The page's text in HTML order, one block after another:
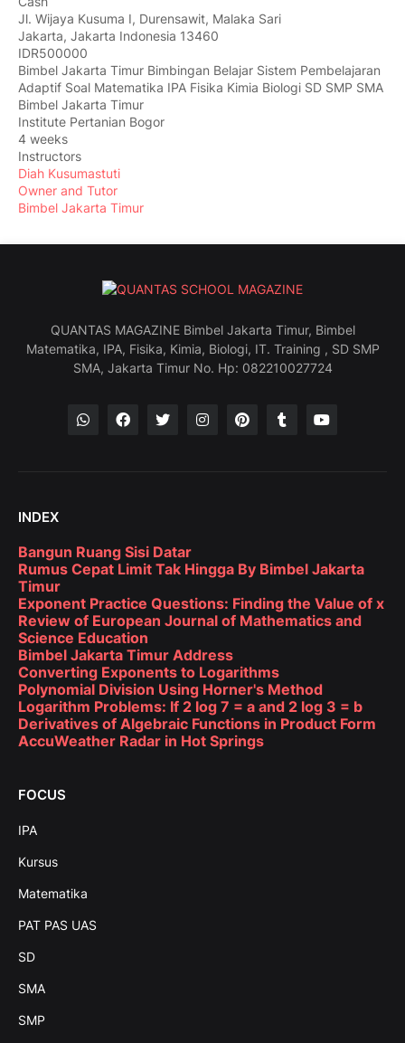
Jl. Wijaya Kusuma I, Durensawit, Malaka Sari
Jakarta, Jakarta Indonesia 13460
IDR500000
Bimbel Jakarta Timur Bimbingan Belajar Sistem Pembelajaran
Adaptif Soal Matematika IPA Fisika Kimia Biologi SD SMP SMA
Bimbel Jakarta Timur
Institute Pertanian Bogor
4 weeks
Instructors
Diah Kusumastuti
Owner and Tutor
Bimbel Jakarta Timur
QUANTAS MAGAZINE Bimbel Jakarta Timur, Bimbel
Matematika, IPA, Fisika, Kimia, Biologi, IT. Training , SD SMP
SMA, Jakarta Timur No. Hp: 082210027724
INDEX
Bangun Ruang Sisi Datar
Rumus Cepat Limit Tak Hingga By Bimbel Jakarta
Timur
Exponent Practice Questions: Finding the Value of x
Review of European Journal of Mathematics and
Science Education
Bimbel Jakarta Timur Address
Converting Exponents to Logarithms
Polynomial Division Using Horner's Method
Logarithm Problems: If 2 log 7 = a and 2 log 3 = b
Derivatives of Algebraic Functions in Product Form
AccuWeather Radar in Hot Springs
FOCUS
IPA
Kursus
Matematika
PAT PAS UAS
SD
SMA
SMP